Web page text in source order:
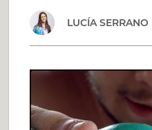
LUCÍA SERRANO